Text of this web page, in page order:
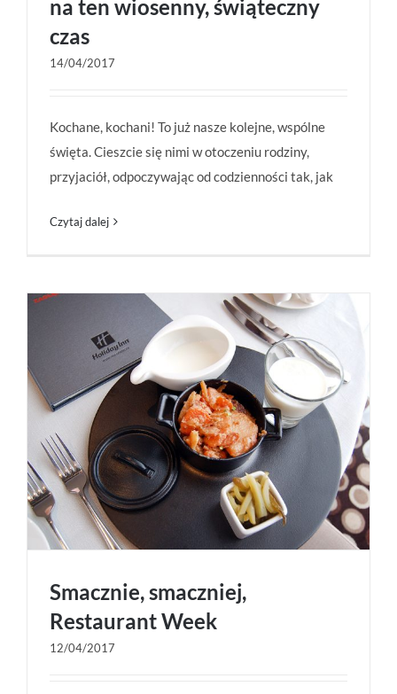
Wszystkiego zagłębiowskiego na ten wiosenny,
świąteczny czas
na ten wiosenny, świąteczny
czas
14/04/2017
Kochane, kochani! To już nasze kolejne, wspólne
święta. Cieszcie się nimi w otoczeniu rodziny,
przyjaciół, odpoczywając od codzienności tak, jak
Czytaj dalej
Smacznie, smaczniej,
Restaurant Week
12/04/2017